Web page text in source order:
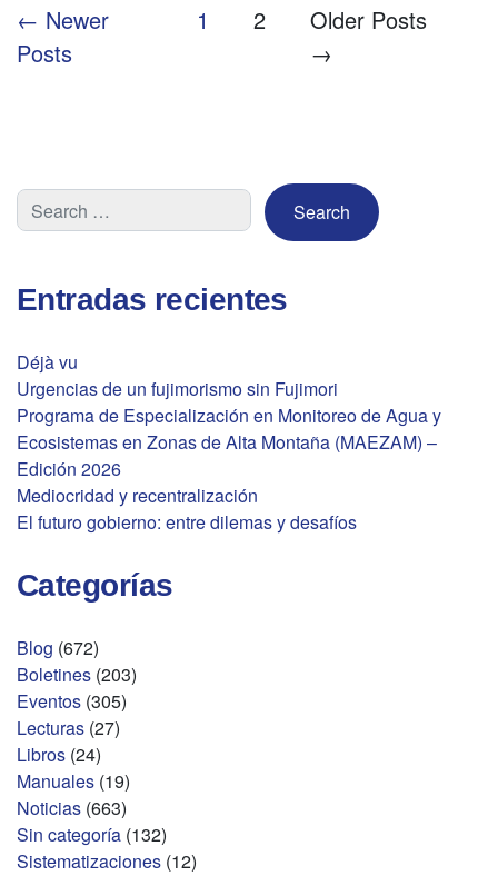
Posts
← Newer
Posts
1 2 Older Posts
→
Entradas recientes
Déjà vu
Urgencias de un fujimorismo sin Fujimori
Programa de Especialización en Monitoreo de Agua y
Ecosistemas en Zonas de Alta Montaña (MAEZAM) –
Edición 2026
Mediocridad y recentralización
El futuro gobierno: entre dilemas y desafíos
Categorías
Blog (672)
Boletines (203)
Eventos (305)
Lecturas (27)
Libros (24)
Manuales (19)
Noticias (663)
Sin categoría (132)
Sistematizaciones (12)